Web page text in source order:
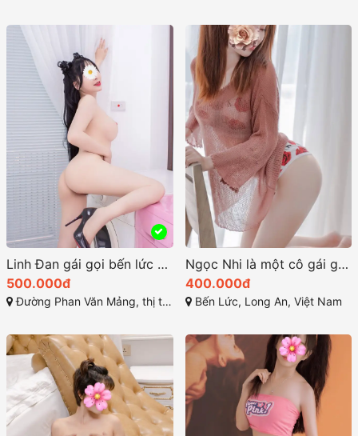
Linh Đan gái gọi bến lức sở hữu một ngoại hình thu hút
500.000đ
Đường Phan Văn Mảng, thị trấn Bến Lức, huyện Bến Lức, tỉnh Long An
Ngọc Nhi là một cô gái gọi bến lức xinh đẹp và thu hút
400.000đ
Bến Lức, Long An, Việt Nam